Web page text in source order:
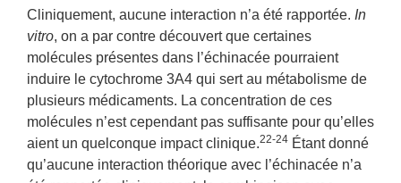
Cliniquement, aucune interaction n’a été rapportée. In
vitro, on a par contre découvert que certaines
molécules présentes dans l’échinacée pourraient
induire le cytochrome 3A4 qui sert au métabolisme de
plusieurs médicaments. La concentration de ces
molécules n’est cependant pas suffisante pour qu’elles
aient un quelconque impact clinique.22-24 Étant donné
qu’aucune interaction théorique avec l’échinacée n’a